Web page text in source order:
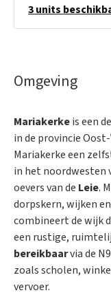
3 units
Omgeving
Mariakerkeis een
in de provincie
Mariakerke een
in het noordwesten
oevers van de Leie.
dorpskern, wijken
combineert de wijk
een rustige,
bereikbaarvia de
zoals scholen,
vervoer.